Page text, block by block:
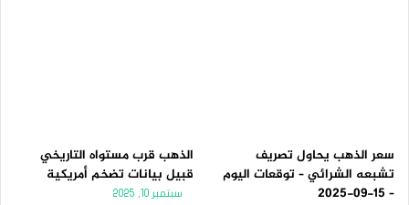
سعر الذهب يحاول تصريف
تشبعه الشرائي – توقعات اليوم
– 15-09-2025
الذهب قرب مستواه التاريخي
قبيل بيانات تضخم أمريكية
سبتمبر 10, 2025